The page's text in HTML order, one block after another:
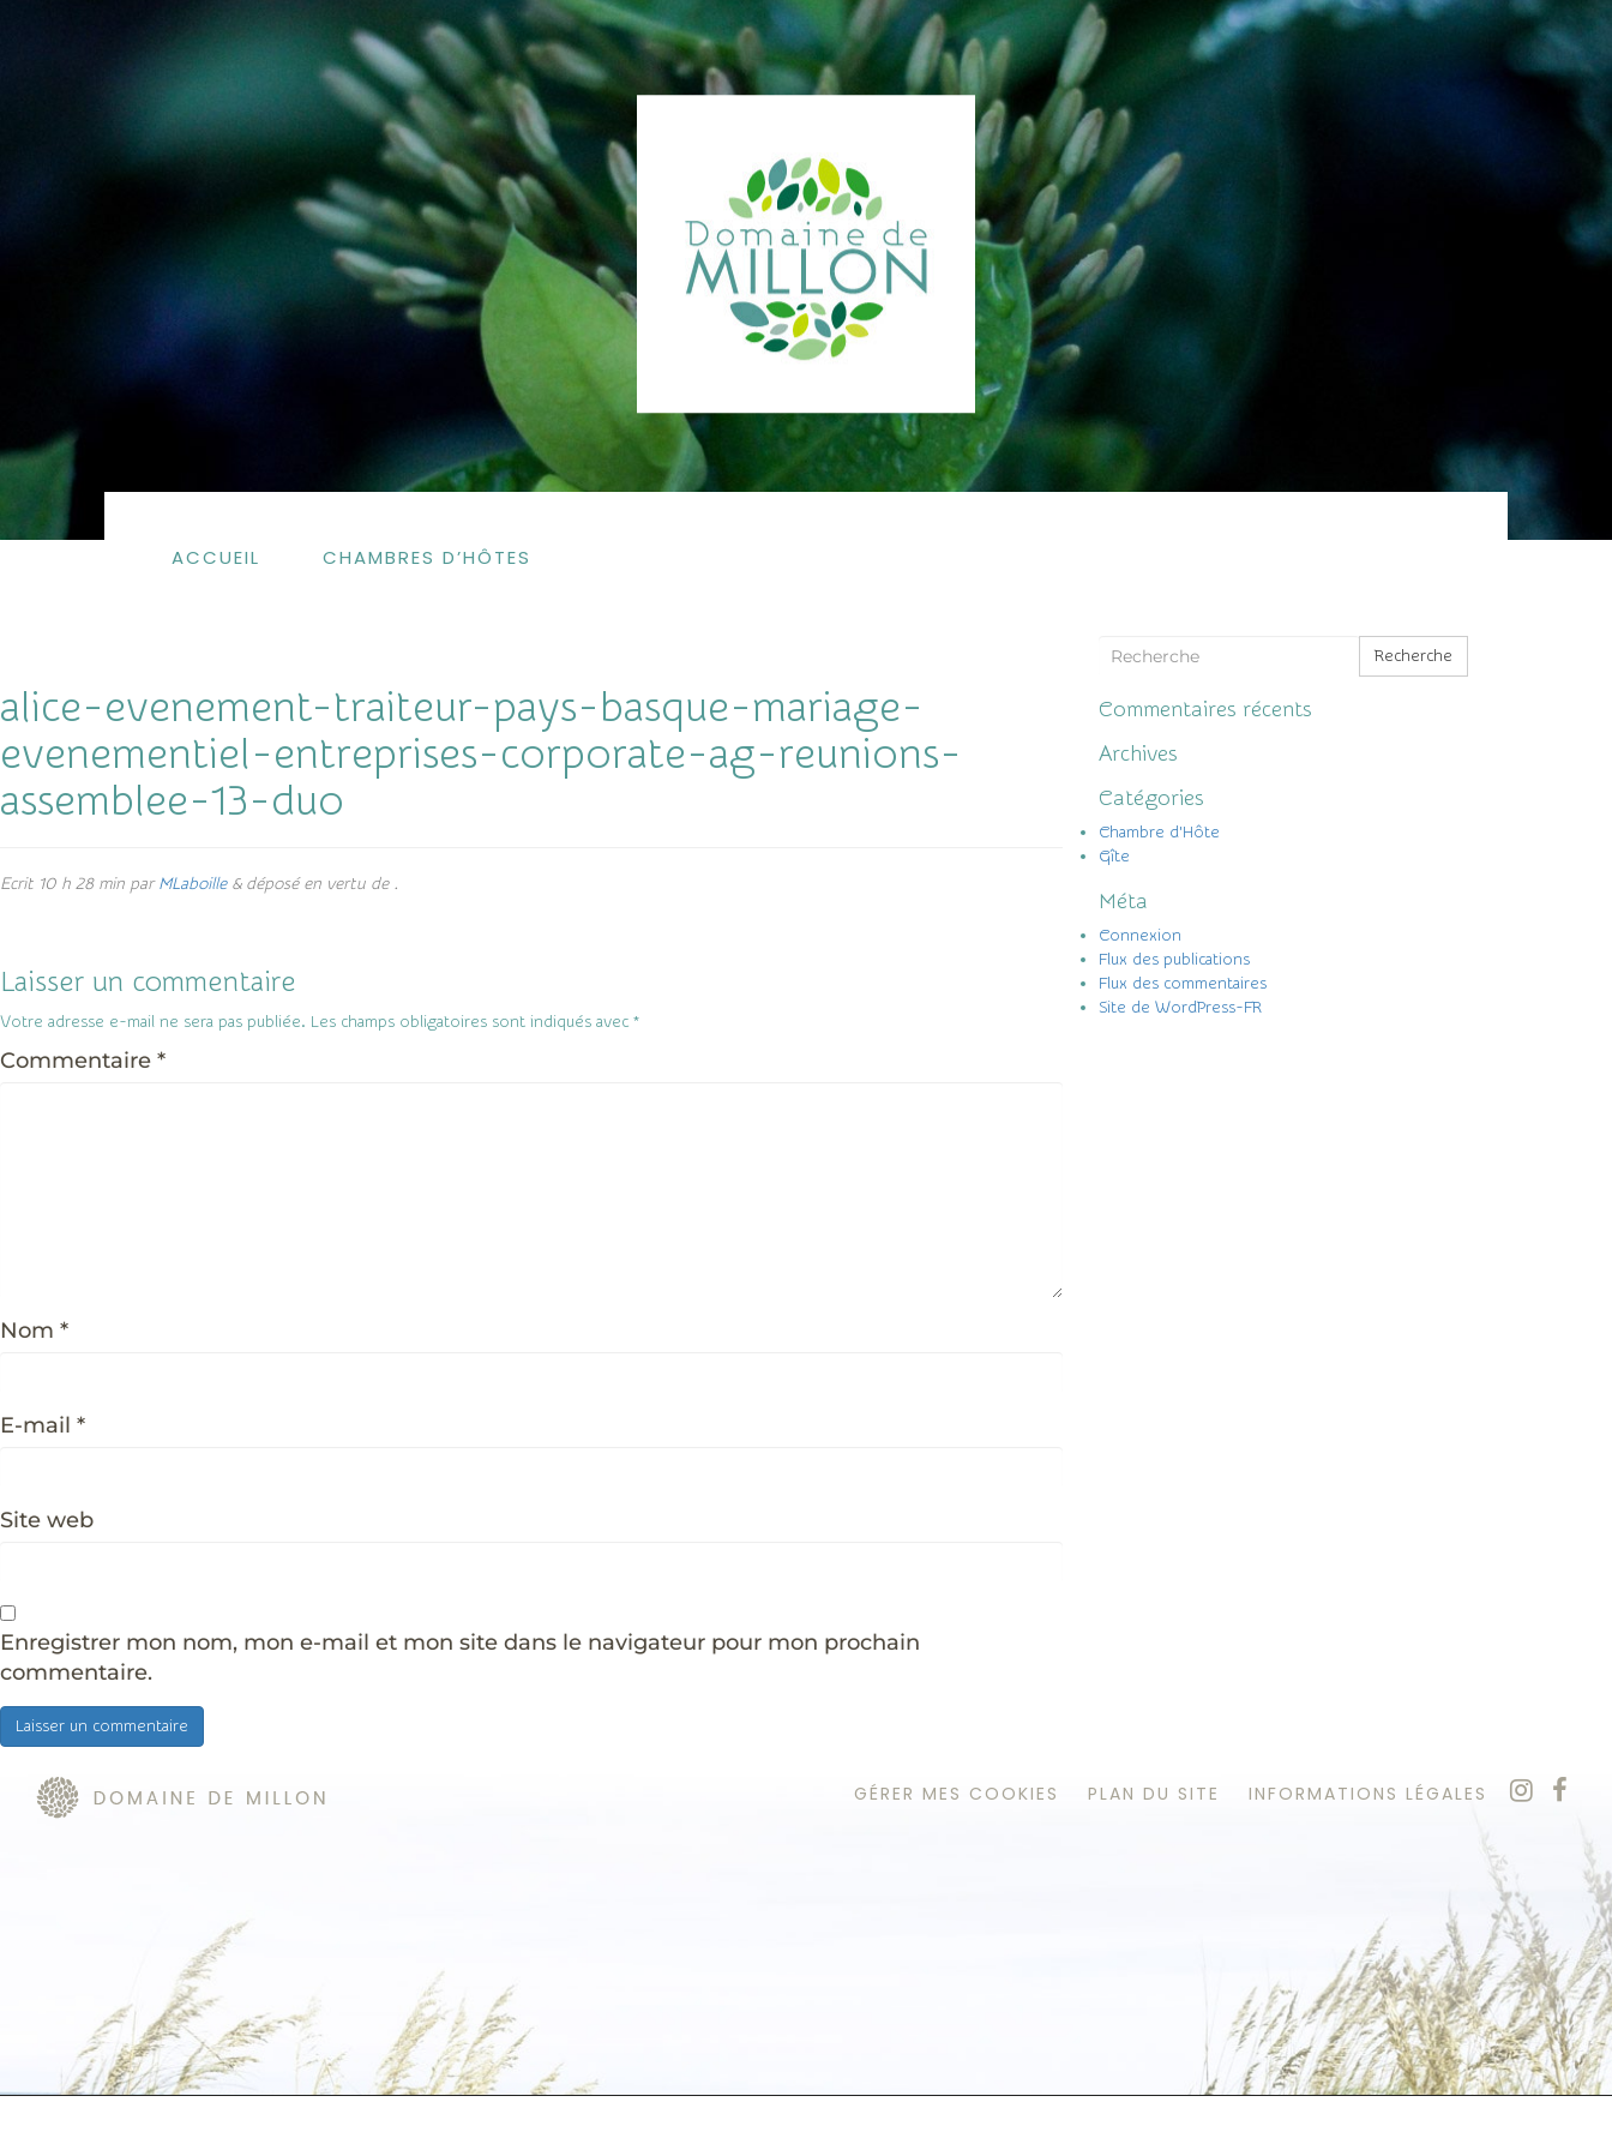
ACCUEIL CHAMBRES D’HÔTES
alice-evenement-traiteur-pays-basque-mariage-
evenementiel-entreprises-corporate-ag-reunions-
assemblee-13-duo
Ecrit 10 h 28 min parMLaboille &déposé en vertu de .
Laisser un commentaire
Votre adresse e-mail ne sera pas publiée. Les champs obligatoires sont indiqués avec *
Commentaire *
Nom *
E-mail *
Site web
Enregistrer mon nom, mon e-mail et mon site dans le navigateur pour mon prochain
commentaire.
Recherche
Commentaires récents
Archives
Catégories
Chambre d'Hôte
Gîte
Méta
Connexion
Flux des publications
Flux des commentaires
Site de WordPress-FR
GÉRER MES COOKIES PLAN DU SITE INFORMATIONS LÉGALES